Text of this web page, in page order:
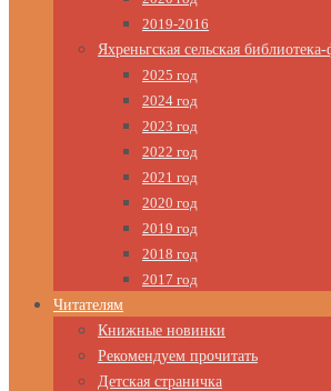
2019-2016
Яхреньгская сельская
2025 год
2024 год
2023 год
2022 год
2021 год
2020 год
2019 год
2018 год
2017 год
Читателям
Книжные новинки
Рекомендуем прочитать
Детская страничка